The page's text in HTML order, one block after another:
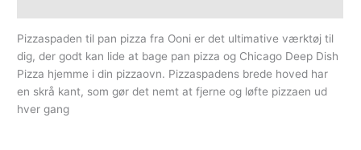
Pizzaspaden til pan pizza fra Ooni er det ultimative værktøj til
dig, der godt kan lide at bage pan pizza og Chicago Deep Dish
Pizza hjemme i din pizzaovn. Pizzaspadens brede hoved har
en skrå kant, som gør det nemt at fjerne og løfte pizzaen ud
hver gang